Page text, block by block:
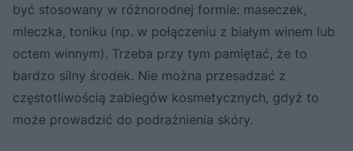
być stosowany w różnorodnej formie: maseczek,
mleczka, toniku (np. w połączeniu z białym winem lub
octem winnym). Trzeba przy tym pamiętać, że to
bardzo silny środek. Nie można przesadzać z
częstotliwością zabiegów kosmetycznych, gdyż to
może prowadzić do podrażnienia skóry.